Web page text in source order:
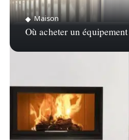
Maison
Où acheter un